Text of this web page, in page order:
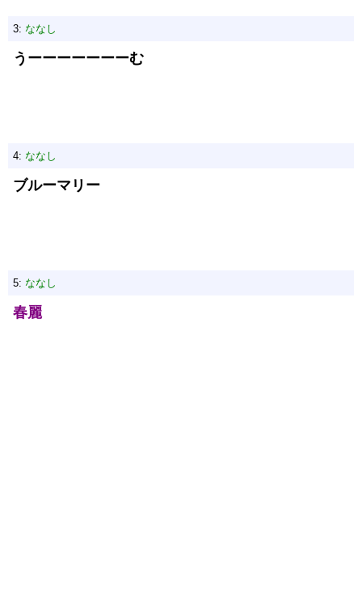
3: ななし
うーーーーーーーむ
4: ななし
ブルーマリー
5: ななし
春麗